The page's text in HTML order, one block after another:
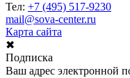
Тел: +7 (495) 517-9230
mail@sova-center.ru
Карта сайта
✖
Подписка
Ваш адрес электронной